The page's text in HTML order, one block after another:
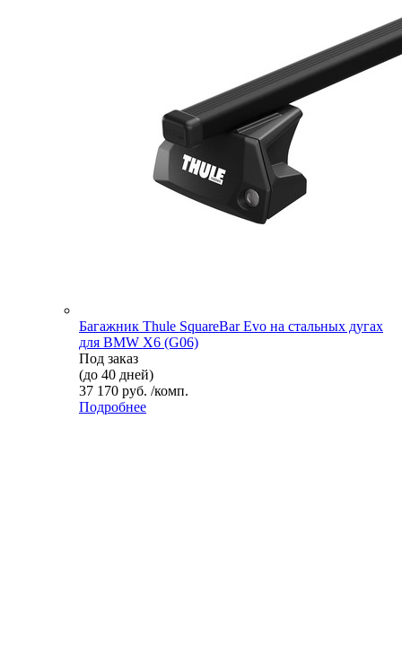
Багажник Thule SquareBar Evo на стальных дугах
для BMW X6 (G06)
Под заказ
(до 40 дней)
37 170 руб. /комп.
Подробнее